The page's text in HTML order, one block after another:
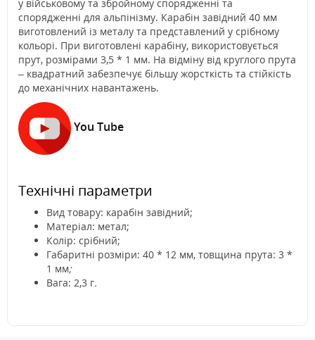
у військовому та збройному спорядженні та
спорядженні для альпінізму. Карабін завідний 40 мм
виготовлений із металу та представлений у срібному
кольорі. При виготовлені карабіну, використовується
прут, розмірами 3,5 * 1 мм. На відміну від круглого прута
– квадратний забезпечує більшу жорсткість та стійкість
до механічних навантажень.
You Tube
Технічні параметри
Вид товару: карабін завідний;
Матеріал: метал;
Колір: срібний;
Габаритні розміри: 40 * 12 мм, товщина прута: 3 *
1 мм;
Вага: 2,3 г.